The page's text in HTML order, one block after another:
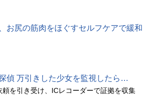
お尻の筋肉をほぐすセルフケアで緩和
偵 万引きした少女を監視したら…
を引き受け、ICレコーダーで証拠を収集